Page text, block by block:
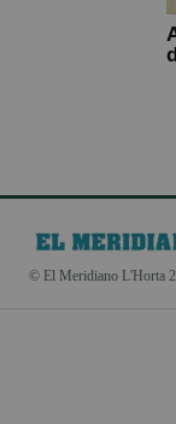
© El Meridiano L'Horta